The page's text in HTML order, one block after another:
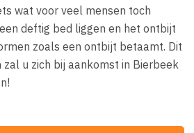
wat voor veel mensen toch
deftig bed liggen en het ontbijt
zoals een ontbijt betaamt. Dit
u zich bij aankomst in Bierbeek